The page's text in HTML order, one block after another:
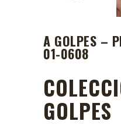
A GOLPES –
01-0608
GOLPES